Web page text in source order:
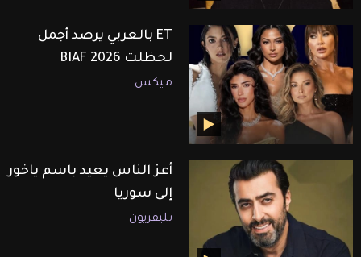
ET بالعربي يرصد أجمل
لحظلت BIAF 2026
ميكس
أعز الناس يعيد باسم ياخور
إلى سوريا
تليفزيون